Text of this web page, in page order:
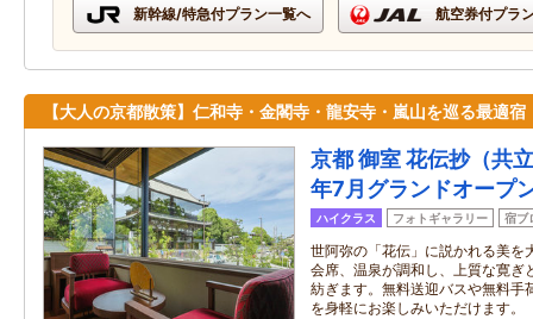
新幹線/特急付プラン一覧へ 航空券付プラ
【大人の京都散策】仁和寺・金閣寺・龍安寺・嵐山を巡る最適宿
京都 御室 花伝抄（共
年7月グランドオープ
ハイクラス フォトギャラリー 宿ブ
世阿弥の「花伝」に説かれる美を
会席、温泉が調和し、上質な寛ぎ
紡ぎます。無料送迎バスや無料手
を身軽にお楽しみいただけます。